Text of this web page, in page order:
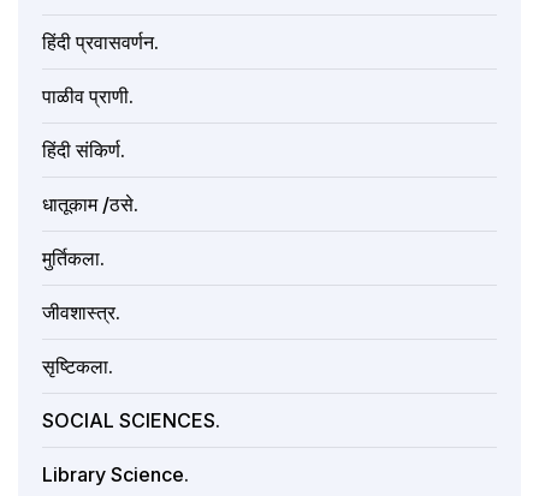
हिंदी प्रवासवर्णन.
पाळीव प्राणी.
हिंदी संकिर्ण.
धातूकाम /ठसे.
मुर्तिकला.
जीवशास्त्र.
सृष्टिकला.
SOCIAL SCIENCES.
Library Science.